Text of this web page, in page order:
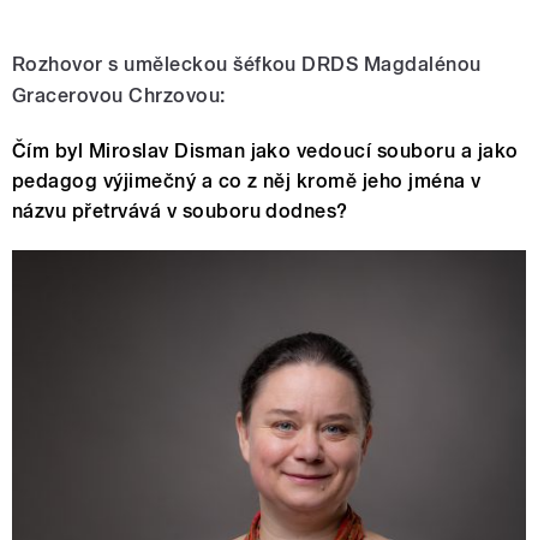
Rozhovor s uměleckou šéfkou DRDS Magdalénou
Gracerovou Chrzovou:
Čím byl Miroslav Disman jako vedoucí souboru a jako
pedagog výjimečný a co z něj kromě jeho jména v
názvu přetrvává v souboru dodnes?